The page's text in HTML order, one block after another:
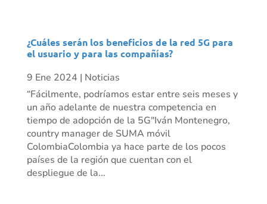
¿Cuáles serán los beneficios de la red 5G para
el usuario y para las compañías?
9 Ene 2024 | Noticias
“Fácilmente, podríamos estar entre seis meses y
un año adelante de nuestra competencia en
tiempo de adopción de la 5G"Iván Montenegro,
country manager de SUMA móvil
ColombiaColombia ya hace parte de los pocos
países de la región que cuentan con el
despliegue de la...